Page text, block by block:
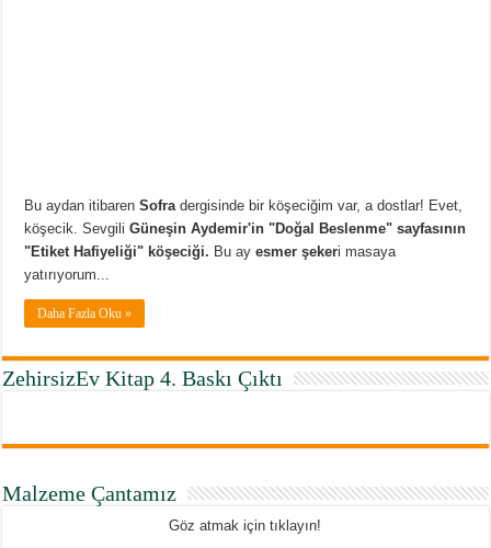
Bu aydan itibarenSofra dergisinde bir köşeciğim var, a dostlar! Evet,
köşecik. SevgiliGüneşin Aydemir'in "Doğal Beslenme" sayfasının
"Etiket Hafiyeliği" köşeciği. Bu ayesmer şekeri masaya
yatırıyorum...
Daha Fazla Oku »
ZehirsizEv Kitap 4. Baskı Çıktı
Malzeme Çantamız
Göz atmak için tıklayın!